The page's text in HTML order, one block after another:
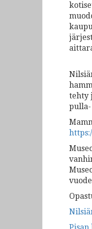
tehty
pulla-